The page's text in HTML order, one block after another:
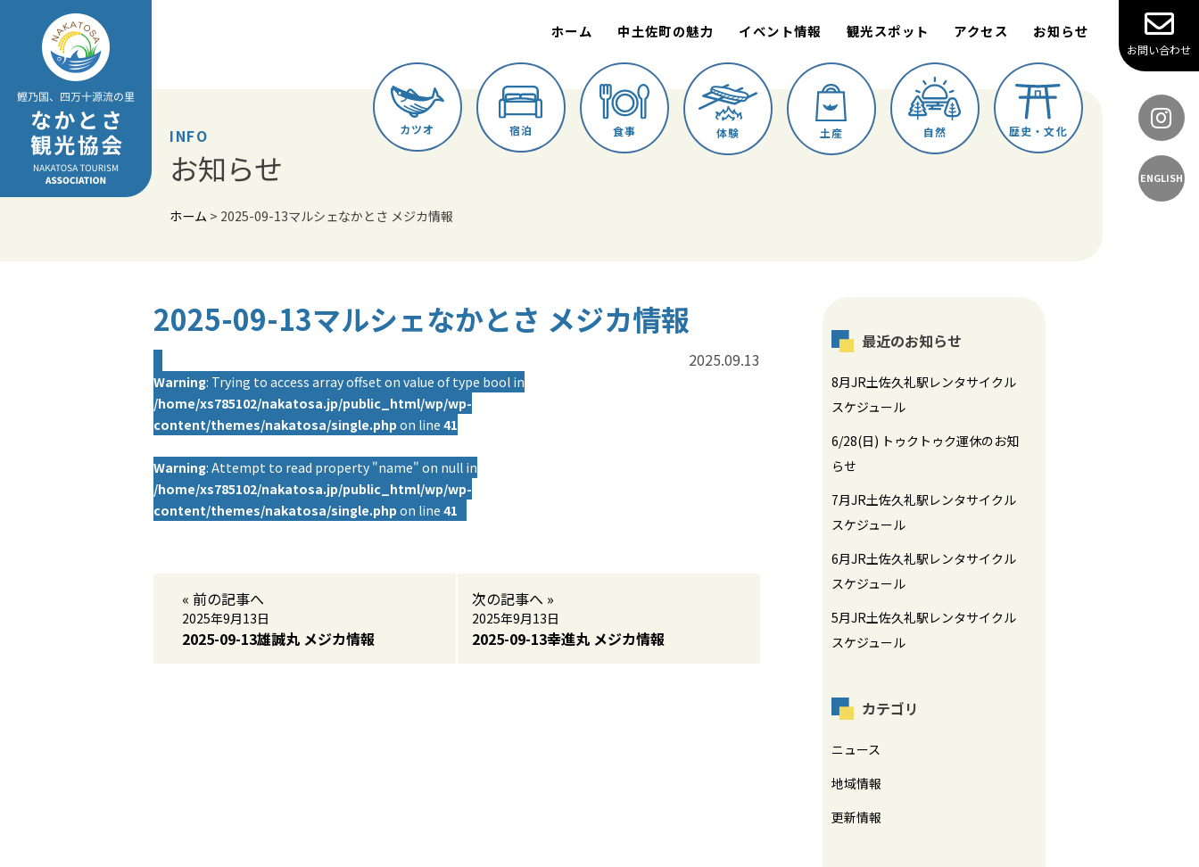
content
ホーム 中土佐町の魅力 イベント情報 観光スポット アクセス お知らせ
お問い合わせ
ENGLISH
カツオ 宿泊 食事 体験 土産 自然 歴史・文化
INFO
お知らせ
ホーム > 2025-09-13マルシェなかとさ メジカ情報
2025-09-13マルシェなかとさ メジカ情報
Warning: Trying to access array offset on value of type bool in
/home/xs785102/nakatosa.jp/public_html/wp/wp-
content/themes/nakatosa/single.php on line 41
Warning: Attempt to read property "name" on null in
/home/xs785102/nakatosa.jp/public_html/wp/wp-
content/themes/nakatosa/single.php on line 41
2025.09.13
« 前の記事へ
2025年9月13日
2025-09-13雄誠丸 メジカ情報
次の記事へ »
2025年9月13日
2025-09-13幸進丸 メジカ情報
最近のお知らせ
8月JR土佐久礼駅レンタサイクル
スケジュール
6/28(日) トゥクトゥク運休のお知
らせ
7月JR土佐久礼駅レンタサイクル
スケジュール
6月JR土佐久礼駅レンタサイクル
スケジュール
5月JR土佐久礼駅レンタサイクル
スケジュール
カテゴリ
ニュース
地域情報
更新情報